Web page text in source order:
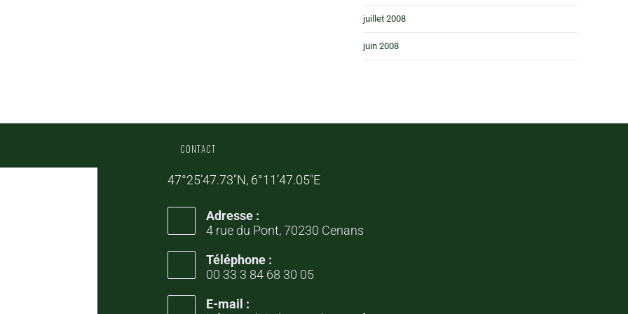
juillet 2008
juin 2008
CONTACT
47°25’47.73″N, 6°11’47.05″E
Adresse :
4 rue du Pont, 70230 Cenans
Téléphone :
00 33 3 84 68 30 05
E-mail :